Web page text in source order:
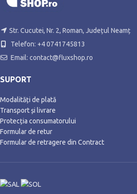
Str. Cucutei, Nr. 2, Roman, Județul Neamț
Telefon: +4 0741745813
Email: contact@fluxshop.ro
SUPORT
Modalități de plată
Transport și livrare
Protecția consumatorului
Formular de retur
Formular de retragere din Contract